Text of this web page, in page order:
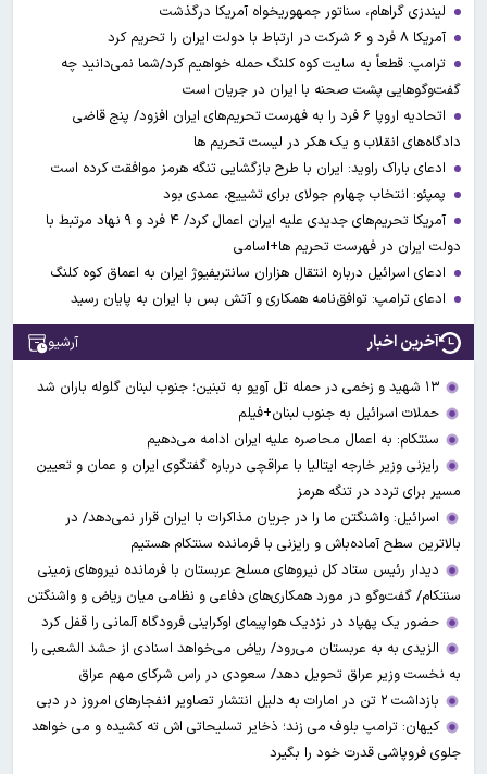
لیندزی گراهام، سناتور جمهوریخواه آمریکا درگذشت
آمریکا ۸ فرد و ۶ شرکت در ارتباط با دولت ایران را تحریم کرد
ترامپ: قطعاً به سایت کوه کلنگ حمله خواهیم کرد/شما نمی‌دانید چه
گفت‌وگوهایی پشت صحنه با ایران در جریان است
اتحادیه اروپا ۶ فرد را به فهرست تحریم‌های ایران افزود/ پنج قاضی
دادگاه‌های انقلاب و یک هکر در لیست تحریم ها
ادعای باراک راوید: ایران با طرح بازگشایی تنگه هرمز موافقت کرده است
پمپئو: انتخاب چهارم جولای برای تشییع، عمدی بود
آمریکا تحریم‌های جدیدی علیه ایران اعمال کرد/ ۴ فرد و ۹ نهاد مرتبط با
دولت ایران در فهرست تحریم ها+اسامی
ادعای اسرائیل درباره انتقال هزاران سانتریفیوژ ایران به اعماق کوه کلنگ
ادعای ترامپ: توافق‌نامه همکاری و آتش بس با ایران به پایان رسید
آخرین اخبار آرشیو
۱۳ شهید و زخمی در حمله تل آویو به تبنین؛ جنوب لبنان گلوله باران شد
حملات اسرائیل به جنوب لبنان+فیلم
سنتکام: به اعمال محاصره علیه ایران ادامه می‌دهیم
رایزنی وزیر خارجه ایتالیا با عراقچی درباره گفتگوی ایران و عمان و تعیین
مسیر برای تردد در تنگه هرمز
اسرائیل: واشنگتن ما را در جریان مذاکرات با ایران قرار نمی‌دهد/ در
بالاترین سطح آماده‌باش و رایزنی با فرمانده سنتکام هستیم
دیدار رئیس ستاد کل نیروهای مسلح عربستان با فرمانده نیروهای زمینی
سنتکام/ گفت‌وگو در مورد همکاری‌های دفاعی و نظامی میان ریاض و واشنگتن
حضور یک پهپاد در نزدیک هواپیمای اوکراینی فرودگاه آلمانی را قفل کرد
الزیدی به به عربستان می‌رود/ ریاض می‌خواهد اسنادی از حشد الشعبی را
به نخست وزیر عراق تحویل دهد/ سعودی در راس شرکای مهم عراق
بازداشت ۲ تن در امارات به‌ دلیل انتشار تصاویر انفجارهای امروز در دبی
کیهان: ترامپ بلوف می زند؛ ذخایر تسلیحاتی اش ته کشیده و می خواهد
جلوی فروپاشی قدرت خود را بگیرد